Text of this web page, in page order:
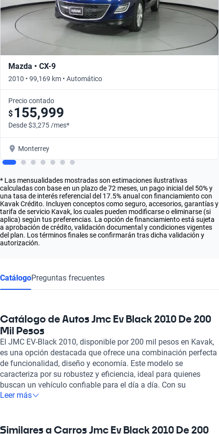
Mazda • CX-9
2010 • 99,169 km • Automático
Precio contado
$ 155,999
Desde $3,275 /mes*
Monterrey
* Las mensualidades mostradas son estimaciones ilustrativas
calculadas con base en un plazo de 72 meses, un pago inicial del 50% y
una tasa de interés referencial del 17.5% anual con financiamiento con
Kavak Crédito. Incluyen conceptos como seguro, accesorios, garantías y
tarifa de servicio Kavak, los cuales pueden modificarse o eliminarse (si
aplica) según tus preferencias. La opción de financiamiento está sujeta
a aprobación de crédito, validación documental y condiciones vigentes
del plan. Los términos finales se confirmarán tras dicha validación y
autorización.
CatálogoPreguntas frecuentes
Catálogo de Autos Jmc Ev Black 2010 De 200
Mil Pesos
El JMC EV-Black 2010, disponible por 200 mil pesos en Kavak,
es una opción destacada que ofrece una combinación perfecta
de funcionalidad, diseño y economía. Este modelo se
caracteriza por su robustez y eficiencia, ideal para quienes
buscan un vehículo confiable para el día a día. Con su
capacidad de manejo en diferentes condiciones, el EV-Black es
JMC EV-Black 2010, pasa por una rigurosa inspección en más
Leer más
Similares a Carros Jmc Ev Black 2010 De 200